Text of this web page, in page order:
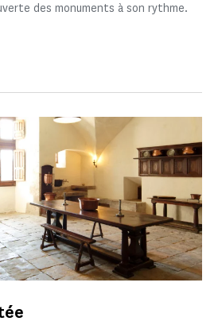
des monuments à son rythme.